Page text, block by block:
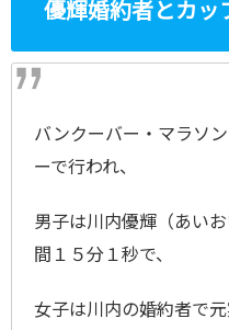
優輝婚約者とカッ
バンクーバー・マラソ
ーで行われ、
男子は川内優輝（あい
間１５分１秒で、
女子は川内の婚約者で